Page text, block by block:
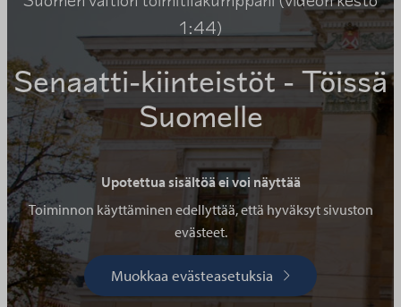
1:44)
Senaatti-kiinteistöt - Töissä
Suomelle
Upotettua sisältöä ei voi näyttää
Toiminnon käyttäminen edellyttää, että hyväksyt sivuston
evästeet.
Muokkaa evästeasetuksia